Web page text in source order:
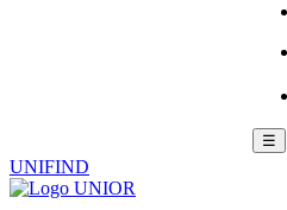
☰
UNIFIND